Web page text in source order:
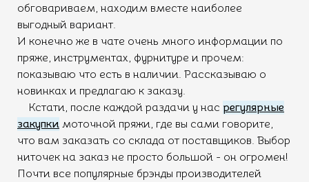
обговариваем, находим вместе наиболее
выгодный вариант.
И конечно же в чате очень много информации по
пряже, инструментах, фурнитуре и прочем:
показываю что есть в наличии. Рассказываю о
новинках и предлагаю к заказу.
Кстати, после каждой раздачи у нас регулярные
закупки моточной пряжи, где вы сами говорите,
что вам заказать со склада от поставщиков. Выбор
ниточек на заказ не просто большой - он огромен!
Почти все популярные брэнды производителей